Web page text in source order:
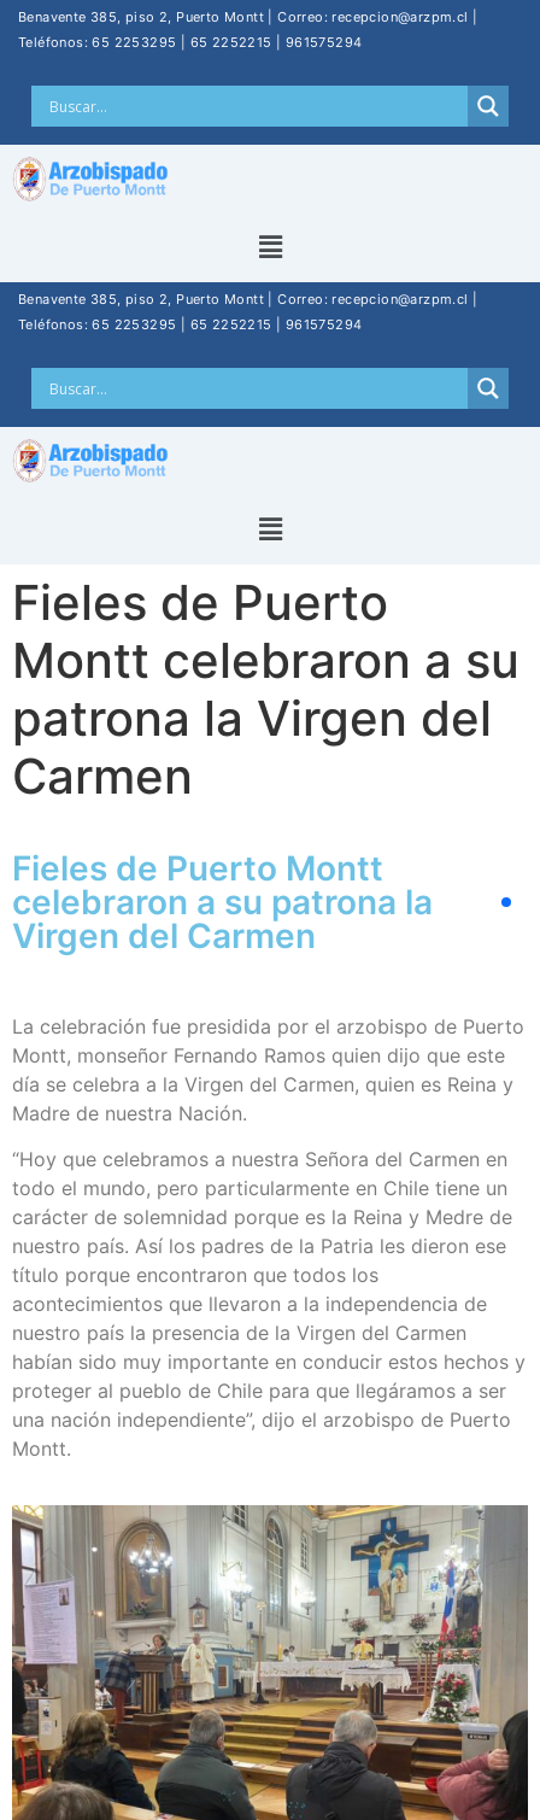
Benavente 385, piso 2, Puerto Montt | Correo: recepcion@arzpm.cl |
Teléfonos: 65 2253295 | 65 2252215 | 961575294
Benavente 385, piso 2, Puerto Montt | Correo: recepcion@arzpm.cl |
Teléfonos: 65 2253295 | 65 2252215 | 961575294
Fieles de Puerto
Montt celebraron a su
patrona la Virgen del
Carmen
Fieles de Puerto Montt
celebraron a su patrona la
Virgen del Carmen
La celebración fue presidida por el arzobispo de Puerto
Montt, monseñor Fernando Ramos quien dijo que este
día se celebra a la Virgen del Carmen, quien es Reina y
Madre de nuestra Nación.
“Hoy que celebramos a nuestra Señora del Carmen en
todo el mundo, pero particularmente en Chile tiene un
carácter de solemnidad porque es la Reina y Medre de
nuestro país. Así los padres de la Patria les dieron ese
título porque encontraron que todos los
acontecimientos que llevaron a la independencia de
nuestro país la presencia de la Virgen del Carmen
habían sido muy importante en conducir estos hechos y
proteger al pueblo de Chile para que llegáramos a ser
una nación independiente”, dijo el arzobispo de Puerto
Montt.